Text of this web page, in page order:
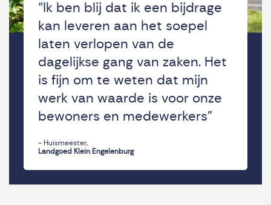
“Ik ben blij dat ik een bijdrage
kan leveren aan het soepel
laten verlopen van de
dagelijkse gang van zaken. Het
is fijn om te weten dat mijn
werk van waarde is voor onze
bewoners en medewerkers”
- Huismeester,
Landgoed Klein Engelenburg